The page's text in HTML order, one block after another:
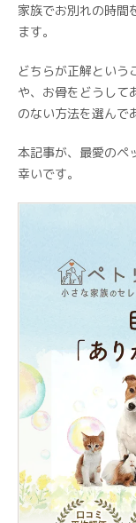
家族でお別れの時間
ます。
どちらが正解という
や、お骨をどうして
のない方法を選んで
本記事が、最愛のペ
幸いです。